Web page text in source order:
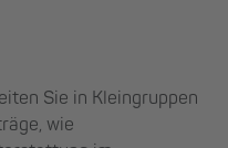
Sie in Kleingruppen
wie